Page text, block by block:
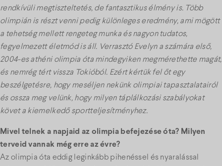
rendkívüli megtiszteltetés, de fantasztikus élmény is. Több
olimpián is részt venni pedig különleges eredmény, ami mögött
a tehetség mellett rengeteg munka és nagyon tudatos,
fegyelmezett életmód is áll. Verrasztó Evelyn a számára első,
2004-es athéni olimpia óta mindegyiken megmérethette magát,
és nemrég tért vissza Tokióból. Ezért kértük fel őt egy
beszélgetésre, hogy meséljen nekünk olimpiai tapasztalatairól
és ossza meg velünk, hogy milyen táplálkozási szabályokat
követ a kiemelkedő sportteljesítményhez.
Mivel telnek a napjaid az olimpia befejezése óta? Milyen
terveid vannak még erre az évre?
Az olimpia óta eddig leginkább pihenéssel és nyaralással